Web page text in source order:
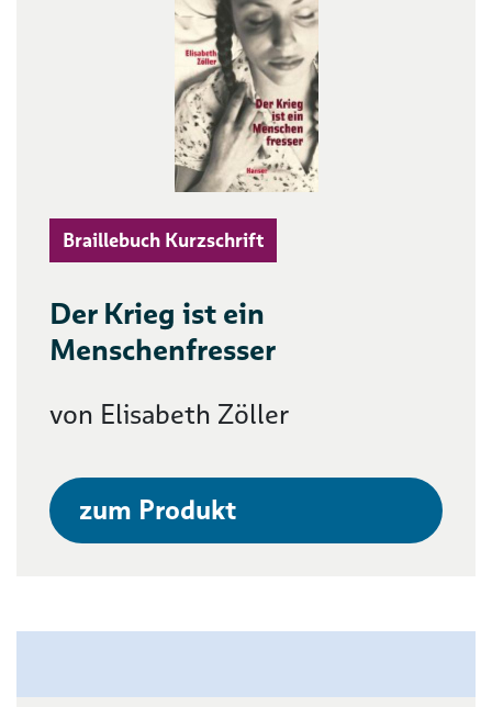
Braillebuch Kurzschrift
Der Krieg ist ein
Menschenfresser
von Elisabeth Zöller
zum Produkt